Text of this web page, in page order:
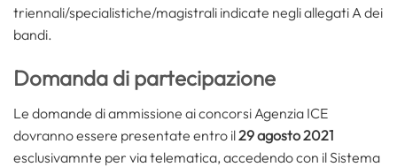
triennali/specialistiche/magistrali indicate negli allegati A dei
bandi.
Domanda di partecipazione
Le domande di ammissione ai concorsi Agenzia ICE
dovranno essere presentate entro il29 agosto 2021
esclusivamnte per via telematica, accedendo con il Sistema